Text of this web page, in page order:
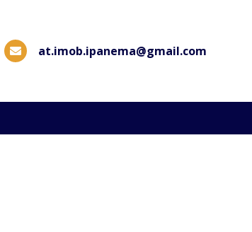
WhatsApp
at.imob.ipanema@gmail.com